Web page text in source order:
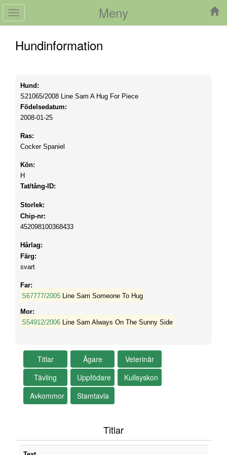
Meny
Toggle
navigation
Hundinformation
Hund:
S21065/2008 Line Sam A Hug For Piece
Födelsedatum:
2008-01-25
Ras:
Cocker Spaniel
Kön:
H
Tat/tång-ID:
Storlek:
Chip-nr:
452098100368433
Hårlag:
Färg:
svart
Far:
S67777/2005 Line Sam Someone To Hug
Mor:
S54912/2006 Line Sam Always On The Sunny Side
Titlar